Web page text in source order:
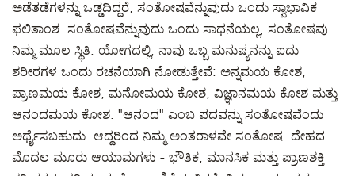
ಅಡೆತಡೆಗಳನ್ನು ಒಡ್ಡದಿದ್ದರೆ, ಸಂತೋಷವೆನ್ನುವುದು ಒಂದು ಸ್ವಾಭಾವಿಕ
ಫಲಿತಾಂಶ. ಸಂತೋಷವೆನ್ನುವುದು ಒಂದು ಸಾಧನೆಯಲ್ಲ, ಸಂತೋಷವು
ನಿಮ್ಮ ಮೂಲ ಸ್ಥಿತಿ. ಯೋಗದಲ್ಲಿ, ನಾವು ಒಬ್ಬ ಮನುಷ್ಯನನ್ನು ಐದು
ಶರೀರಗಳ ಒಂದು ರಚನೆಯಾಗಿ ನೋಡುತ್ತೇವೆ: ಅನ್ನಮಯ ಕೋಶ,
ಪ್ರಾಣಮಯ ಕೋಶ, ಮನೋಮಯ ಕೋಶ, ವಿಜ್ಞಾನಮಯ ಕೋಶ ಮತ್ತು
ಆನಂದಮಯ ಕೋಶ. "ಆನಂದ" ಎಂಬ ಪದವನ್ನು ಸಂತೋಷವೆಂದು
ಅರ್ಥೈಸಬಹುದು. ಆದ್ದರಿಂದ ನಿಮ್ಮ ಅಂತರಾಳವೇ ಸಂತೋಷ. ದೇಹದ
ಮೊದಲ ಮೂರು ಆಯಾಮಗಳು - ಭೌತಿಕ, ಮಾನಸಿಕ ಮತ್ತು ಪ್ರಾಣಶಕ್ತಿ